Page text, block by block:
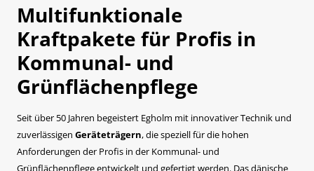
Multifunktionale
Kraftpakete für Profis in
Kommunal- und
Grünflächenpflege
Seit über 50 Jahren begeistert Egholm mit innovativer Technik und
zuverlässigen Geräteträgern, die speziell für die hohen
Anforderungen der Profis in der Kommunal- und
Grünflächenpflege entwickelt und gefertigt werden. Das dänische